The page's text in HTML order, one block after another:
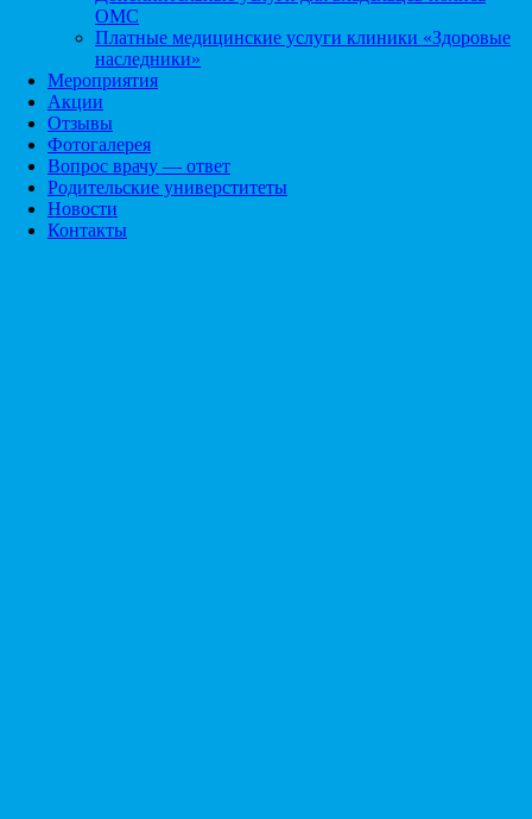
ОМС
Платные медицинские услуги клиники «Здоровые
наследники»
Мероприятия
Акции
Отзывы
Фотогалерея
Вопрос врачу — ответ
Родительские универститеты
Новости
Контакты